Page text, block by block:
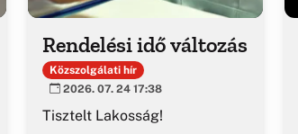
Rendelési idő változás
Közszolgálati hír
2026. 07. 24 17:38
Tisztelt Lakosság!